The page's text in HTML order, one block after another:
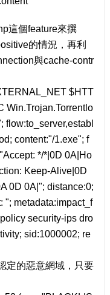
這個feature來撰
的情況，再利
與cache-contr
$HTT
Win.Trojan.Torrentlo
flow:to_server,establ
content:"/1.exe"; f
*/*|0D 0A|Ho
Keep-Alive|0D
0D 0A|"; distance:0;
"; metadata:impact_f
security-ips dro
sid:1000002; re
定的惡意網域，只要